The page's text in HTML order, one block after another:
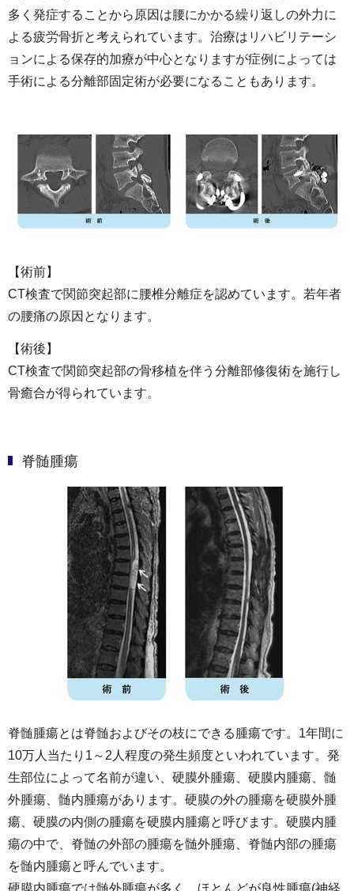
多く発症することから原因は腰にかかる繰り返しの外力に
よる疲労骨折と考えられています。治療はリハビリテーシ
ョンによる保存的加療が中心となりますが症例によっては
手術による分離部固定術が必要になることもあります。
【術前】
CT検査で関節突起部に腰椎分離症を認めています。若年者
の腰痛の原因となります。
【術後】
CT検査で関節突起部の骨移植を伴う分離部修復術を施行し
骨癒合が得られています。
脊髄腫瘍
脊髄腫瘍とは脊髄およびその枝にできる腫瘍です。1年間に
10万人当たり1～2人程度の発生頻度といわれています。発
生部位によって名前が違い、硬膜外腫瘍、硬膜内腫瘍、髄
外腫瘍、髄内腫瘍があります。硬膜の外の腫瘍を硬膜外腫
瘍、硬膜の内側の腫瘍を硬膜内腫瘍と呼びます。硬膜内腫
瘍の中で、脊髄の外部の腫瘍を髄外腫瘍、脊髄内部の腫瘍
を髄内腫瘍と呼んでいます。
硬膜内腫瘍では髄外腫瘍が多く、ほとんどが良性腫瘍(神経